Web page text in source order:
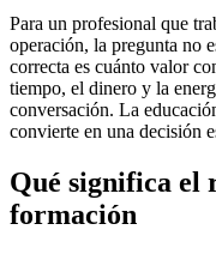
Para un profesional que
operación, la pregunta no
correcta es cuánto valor
tiempo, el dinero y la
conversación. La
convierte en una decisión
Qué significa el
formación